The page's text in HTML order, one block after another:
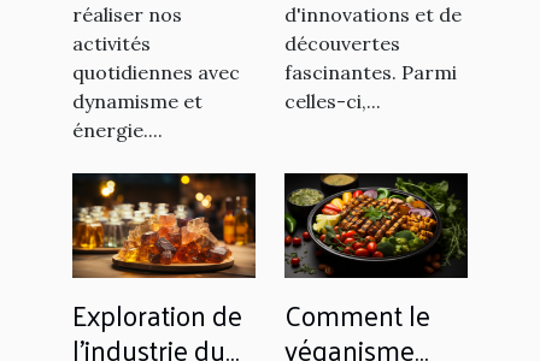
réaliser nos
activités
quotidiennes avec
dynamisme et
énergie....
d'innovations et de
découvertes
fascinantes. Parmi
celles-ci,...
Exploration de
l'industrie du
Comment le
véganisme